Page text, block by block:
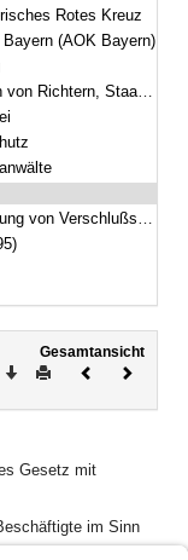
Rotes Kreuz
(AOK Bayern)
und anderen Beschäftigten
(Art. 93)
Gesamtansicht
Download
DruckenVorheriges
Gesetz mit
im Sinn